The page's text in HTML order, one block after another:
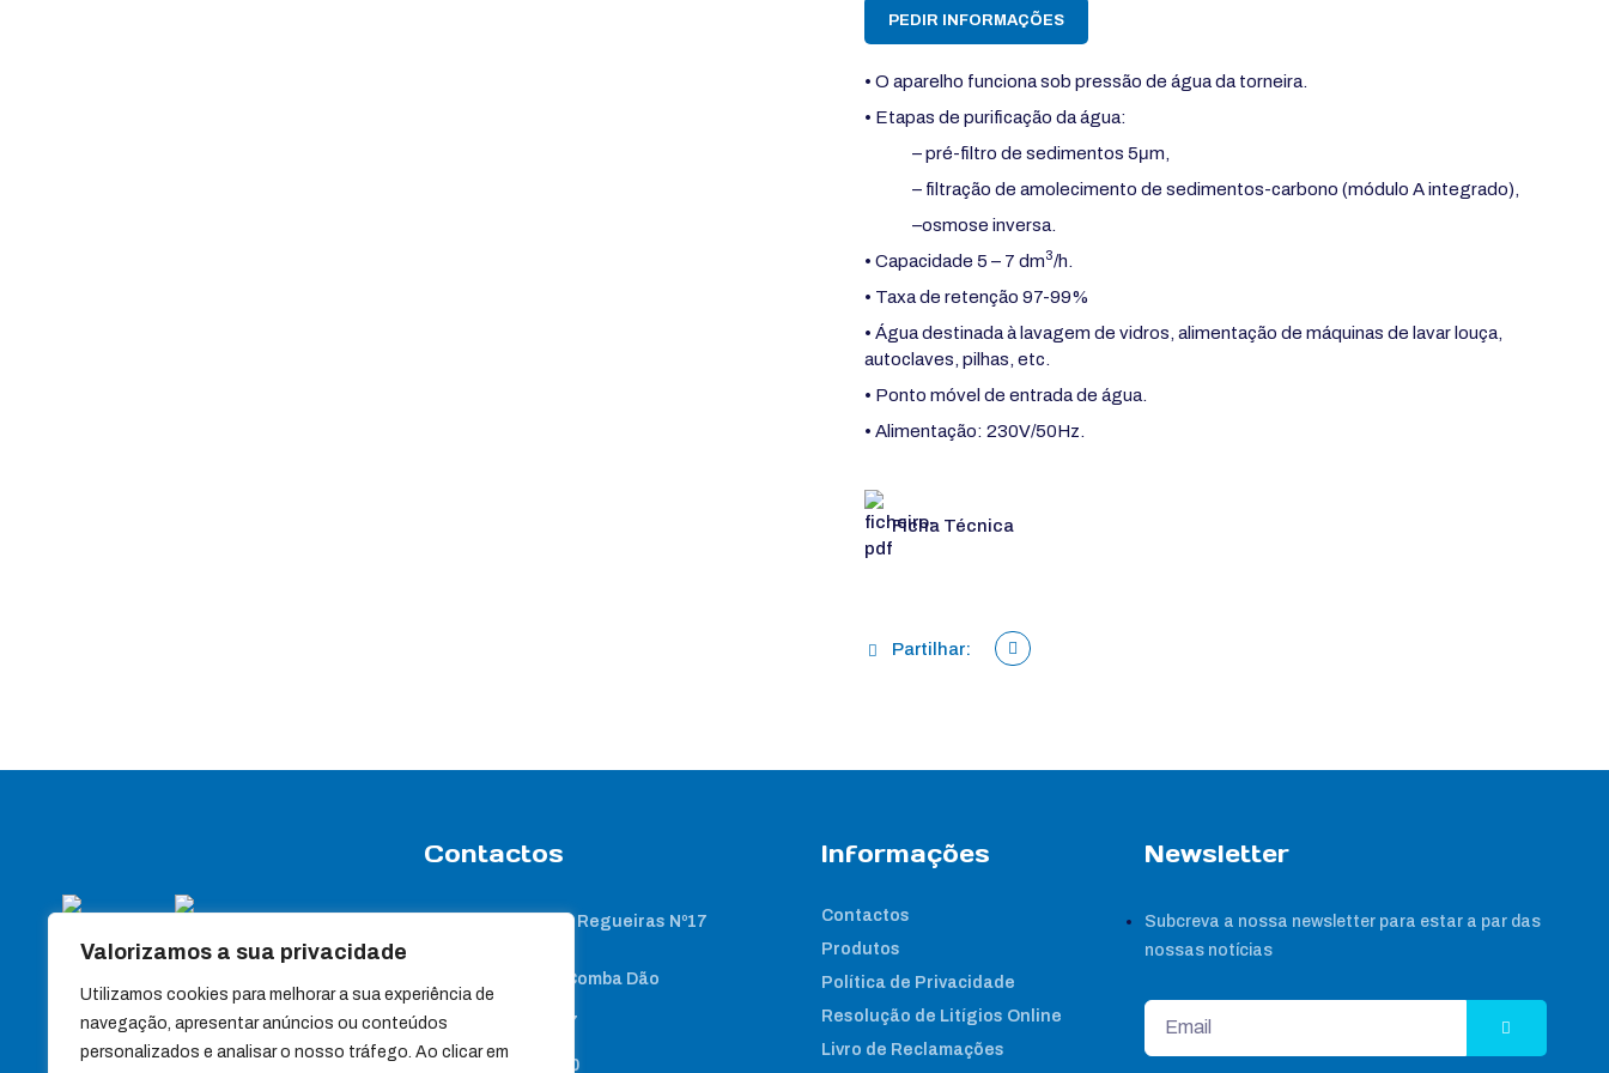
Valorizamos a sua privacidade
Utilizamos cookies para melhorar a sua experiência de
navegação, apresentar anúncios ou conteúdos
personalizados e analisar o nosso tráfego. Ao clicar em
PEDIR INFORMAÇÕES
• O aparelho funciona sob pressão de água da torneira.
• Etapas de purificação da água:
– pré-filtro de sedimentos 5μm,
– filtração de amolecimento de sedimentos-carbono (módulo A integrado),
–osmose inversa.
• Capacidade 5 – 7 dm3/h.
• Taxa de retenção 97-99%
• Água destinada à lavagem de vidros, alimentação de máquinas de lavar louça,
autoclaves, pilhas, etc.
• Ponto móvel de entrada de água.
• Alimentação: 230V/50Hz.
Ficha Técnica
Partilhar:
Contactos
Rua Travessa das Regueiras Nº17
3440-358 Santa Comba Dão
(+351) 232 882 267
(+351) 232 888 460
Informações
Contactos
Produtos
Política de Privacidade
Resolução de Litígios Online
Livro de Reclamações
Newsletter
Subcreva a nossa newsletter para estar a par das
nossas notícias